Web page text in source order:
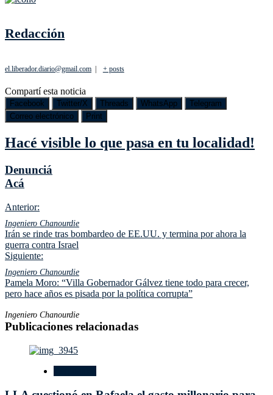
Redacción
el.liberador.diario@gmail.com + posts
Compartí esta noticia
Facebook Twitter/X Threads WhatsApp
Telegram
Correo electrónico
Print
Hacé visible lo que pasa en tu localidad!
Denunciá
Acá
Navegación
de
entradas
Anterior:
Ingeniero Chanourdie
Irán se rinde tras bombardeo de EE.UU. y termina por ahora la
guerra contra Israel
Siguiente:
Ingeniero Chanourdie
Pamela Moro: “Villa Gobernador Gálvez tiene todo para crecer,
pero hace años es pisada por la política corrupta”
Ingeniero Chanourdie
Publicaciones relacionadas